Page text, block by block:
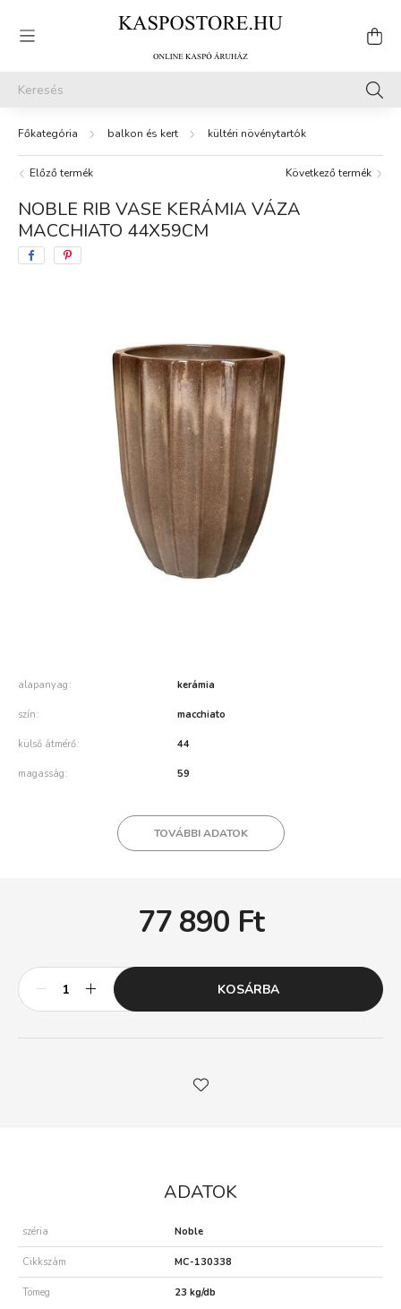
balkon és kert kültéri növénytartók
Előző termék Következő termék
NOBLE RIB VASE KERÁMIA VÁZA
MACCHIATO 44X59CM
alapanyag kerámia
szín macchiato
külső átmérő 44
magasság 59
TOVÁBBI ADATOK
77 890 Ft
KOSÁRBA
ADATOK
széria Noble
Cikkszám MC-130338
Tömeg 23 kg/db